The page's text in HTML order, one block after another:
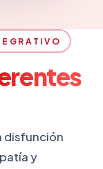
disfunción
y